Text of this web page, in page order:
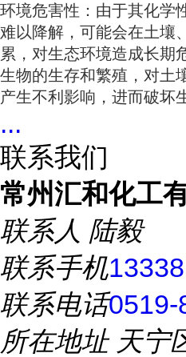
环境危害性：由于其化学
难以降解，可能会在土壤
累，对生态环境造成长期
生物的生存和繁殖，对土
产生不利影响，进而破坏
...
联系我们
常州汇和化工
联系人 陆毅
联系手机
联系电话0519-
所在地址天宁